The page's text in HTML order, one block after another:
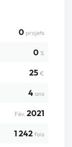
0 projets
0 %
25 €
4 ans
Fév. 2021
1 242 fois